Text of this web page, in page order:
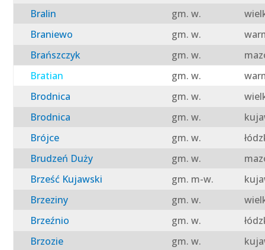
Bralin
gm. w.
Braniewo
gm. w.
Brańszczyk
gm. w.
Bratian
gm. w.
Brodnica
gm. w.
Brodnica
gm. w.
Brójce
gm. w.
Brudzeń Duży
gm. w.
Brześć Kujawski
gm. m-w.
Brzeziny
gm. w.
Brzeźnio
gm. w.
Brzozie
gm. w.